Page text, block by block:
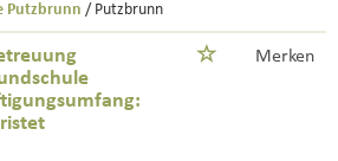
Putzbrunn / Putzbrunn
Merken